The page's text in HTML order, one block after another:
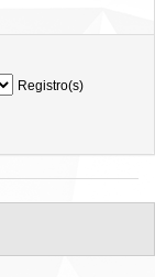
Registro(s)